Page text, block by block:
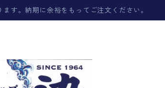
す。納期に余裕をもってご注文ください。